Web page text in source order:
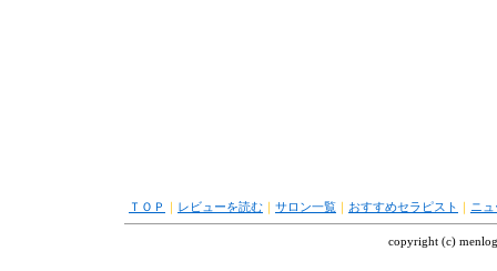
ＴＯＰ ｜ レビューを読む ｜ サロン一覧 ｜ おすすめセラピスト ｜ ニ
copyright (c)